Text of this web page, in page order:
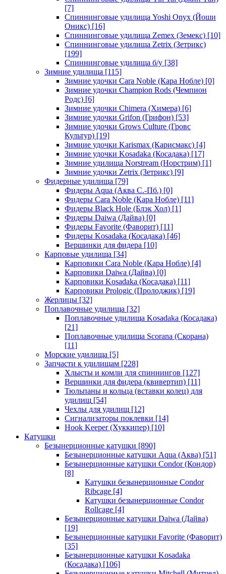
[7]
Спиннинговые удилища Yoshi Onyx (Йоши
Оникс) [16]
Спиннинговые удилища Zemex (Земекс) [10]
Спиннинговые удилища Zetrix (Зетрикс)
[199]
Спиннинговые удилища б/у [38]
Зимние удилища [115]
Зимние удочки Cara Noble (Кара Нобле) [0]
Зимние удочки Champion Rods (Чемпион
Родс) [6]
Зимние удочки Chimera (Химера) [6]
Зимние удочки Grifon (Грифон) [53]
Зимние удочки Grows Culture (Гровс
Культур) [19]
Зимние удочки Karismax (Карисмакс) [4]
Зимние удочки Kosadaka (Косадака) [17]
Зимние удилища Norstream (Норстрим) [1]
Зимние удочки Zetrix (Зетрикс) [9]
Фидерные удилища [79]
Фидеры Aqua (Аква С.-Пб.) [0]
Фидеры Cara Noble (Кара Нобле) [11]
Фидеры Black Hole (Блэк Хол) [1]
Фидеры Daiwa (Дайва) [0]
Фидеры Favorite (Фаворит) [11]
Фидеры Kosadaka (Косадака) [46]
Вершинки для фидера [10]
Карповые удилища [34]
Карповики Cara Noble (Кара Нобле) [4]
Карповики Daiwa (Дайва) [0]
Карповики Kosadaka (Косадака) [11]
Карповики Prologic (Пролоджик) [19]
Жерлицы [32]
Поплавочные удилища [32]
Поплавочные удилища Kosadaka (Косадака)
[21]
Поплавочные удилища Scorana (Скорана)
[11]
Морские удилища [5]
Запчасти к удилищам [228]
Хлысты и комли для спиннингов [127]
Вершинки для фидера (квивертип) [11]
Тюльпаны и кольца (вставки колец) для
удилищ [54]
Чехлы для удилищ [12]
Сигнализаторы поклевки [14]
Hook Keeper (Хуккипер) [10]
Катушки
Безынерционные катушки [890]
Безынерционные катушки Aqua (Аква) [51]
Безынерционные катушки Condor (Кондор)
[8]
Катушки безынерционные Condor
Ribcage [4]
Катушки безынерционные Condor
Rollcage [4]
Безынерционные катушки Daiwa (Дайва)
[19]
Безынерционные катушки Favorite (Фаворит)
[35]
Безынерционные катушки Kosadaka
(Косадака) [106]